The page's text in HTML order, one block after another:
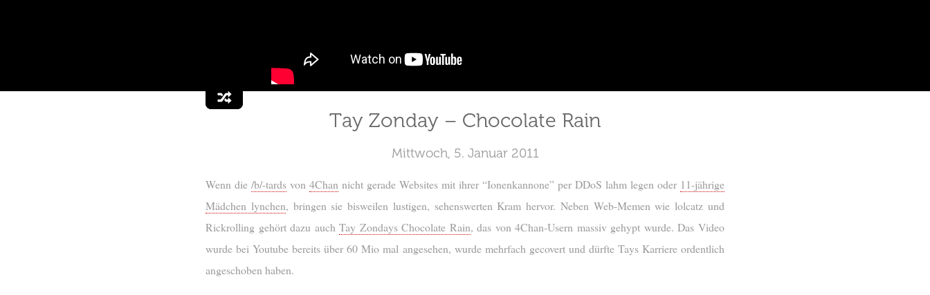
Tay Zonday – Chocolate Rain
Mittwoch, 5. Januar 2011
Wenn die /b/-tards von 4Chan nicht gerade Websites mit ihrer “Ionenkannone” per DDoS lahm legen oder 11-jährige
Mädchen lynchen, bringen sie bisweilen lustigen, sehenswerten Kram hervor. Neben Web-Memen wie lolcatz und
Rickrolling gehört dazu auchTay Zondays Chocolate Rain, das von 4Chan-Usern massiv gehypt wurde. Das Video
wurde bei Youtube bereits über 60 Mio mal angesehen, wurde mehrfach gecovert und dürfte Tays Karriere ordentlich
angeschoben haben.